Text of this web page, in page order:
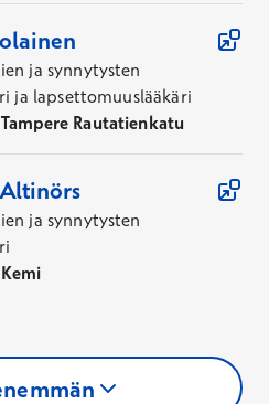
ja synnytysten
ja lapsettomuuslääkäri
Rautatienkatu
Altinörs
ja synnytysten